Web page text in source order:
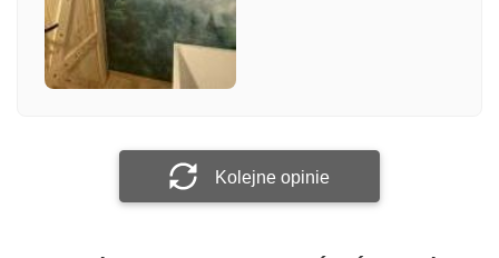
Załącz zdjęcie
Kolejne opinie